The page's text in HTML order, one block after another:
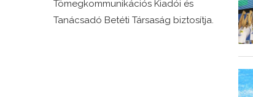
Tömegkommunikációs Kiadói és
Tanácsadó Betéti Társaság biztosítja.